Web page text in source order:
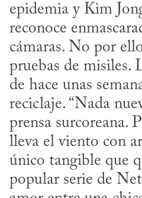
epidemia y Kim
reconoce
cámaras. No por
pruebas de misiles.
de hace unas
reciclaje. “Nada
prensa surcoreana.
lleva el viento con
único tangible que
popular serie de